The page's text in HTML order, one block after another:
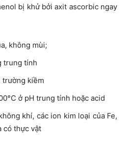
bị khử bởi axit ascorbic ngay
không mùi;
trung tính
trường kiềm
ở pH trung tính hoặc acid
khí, các ion kim loại của Fe,
có thực vật